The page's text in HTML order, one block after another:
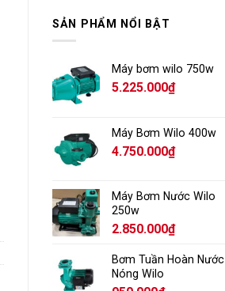
SẢN PHẨM NỔI BẬT
Máy bơm wilo 750w
5.225.000₫
Máy Bơm Wilo 400w
4.750.000₫
Máy Bơm Nước Wilo
250w
2.850.000₫
Bơm Tuần Hoàn Nước
Nóng Wilo